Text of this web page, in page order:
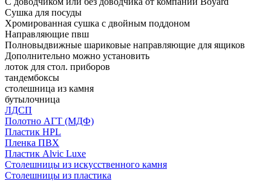
Сушка для посуды
Хромированная сушка с двойным поддоном
Направляющие пвш
Полновыдвижные шариковые направляющие для ящиков
Дополнительно можно установить
лоток для стол. приборов
тандембоксы
столешница из камня
бутылочница
ЛДСП
Полотно АГТ (МДФ)
Пластик HPL
Пленка ПВХ
Пластик Alvic Luxe
Столешницы из искусственного камня
Столешницы из пластика